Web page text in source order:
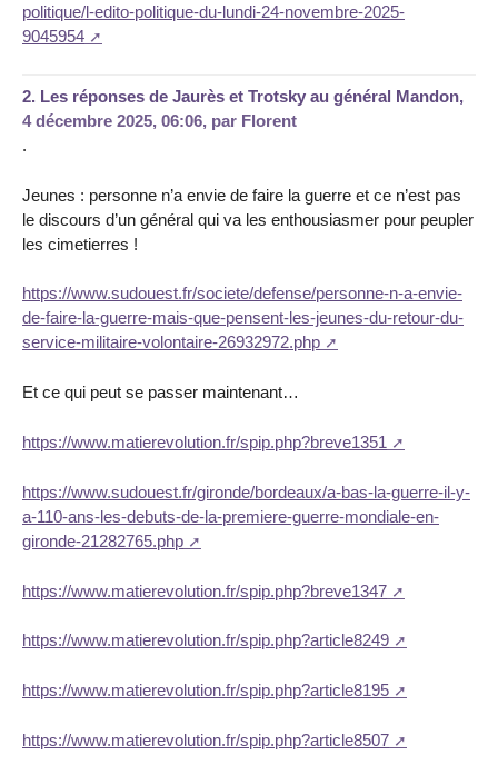
politique/l-edito-politique-du-lundi-24-novembre-2025-
9045954
2. Les réponses de Jaurès et Trotsky au général Mandon,
4 décembre 2025, 06:06, par Florent
.
Jeunes : personne n’a envie de faire la guerre et ce n’est pas
le discours d’un général qui va les enthousiasmer pour peupler
les cimetierres !
https://www.sudouest.fr/societe/defense/personne-n-a-envie-
de-faire-la-guerre-mais-que-pensent-les-jeunes-du-retour-du-
service-militaire-volontaire-26932972.php
Et ce qui peut se passer maintenant…
https://www.matierevolution.fr/spip.php?breve1351
https://www.sudouest.fr/gironde/bordeaux/a-bas-la-guerre-il-y-
a-110-ans-les-debuts-de-la-premiere-guerre-mondiale-en-
gironde-21282765.php
https://www.matierevolution.fr/spip.php?breve1347
https://www.matierevolution.fr/spip.php?article8249
https://www.matierevolution.fr/spip.php?article8195
https://www.matierevolution.fr/spip.php?article8507